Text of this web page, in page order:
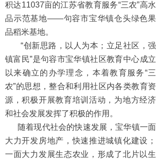
积达11037亩的江苏省教育服务“三农”高水
品示范基地——句容市宝华镇仓头绿色果
品稻米基地。
“创新思路，以人为本；立足社区，强
镇富民”是句容市宝华镇社区教育中心成立
以来确立的办学理念，本着教育服务“三
农”的思想，整合和利用社区内各类教育资
源，积极开展教育培训活动，为地方经济
和社会发展发挥了积极的作用。
随着现代社会的快速发展，宝华镇一面
大力开发房地产，快速推进城镇化建设；
一面大力发展生态农业，形成了北片以生